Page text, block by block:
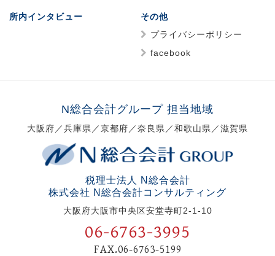
所内インタビュー
その他
プライバシーポリシー
facebook
N総合会計グループ 担当地域
大阪府／兵庫県／京都府／奈良県／和歌山県／滋賀県
税理士法人 N総合会計
株式会社 N総合会計コンサルティング
大阪府大阪市中央区安堂寺町2-1-10
06-6763-3995
FAX.06-6763-5199